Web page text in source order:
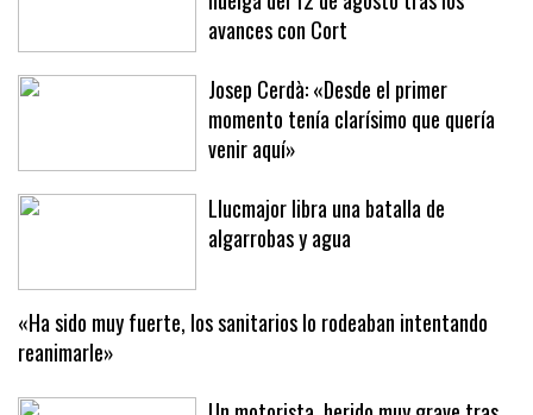
Los socorristas de Palma suspenden la
huelga del 12 de agosto tras los
avances con Cort
Josep Cerdà: «Desde el primer
momento tenía clarísimo que quería
venir aquí»
Llucmajor libra una batalla de
«Ha sido muy fuerte, los sanitarios lo rodeaban intentando
reanimarle»